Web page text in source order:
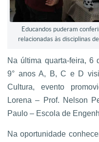
Educandos puderam
relacionadas às disciplinas
Na última quarta-feira, 6
9° anos A, B, C e D
Cultura, evento
Lorena – Prof. Nelson
Paulo – Escola de
Na oportunidade